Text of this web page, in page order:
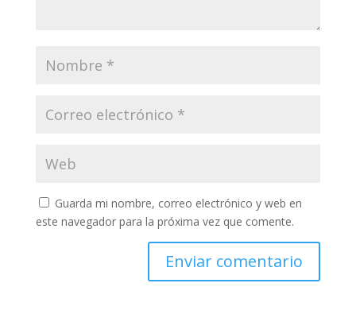
Guarda mi nombre, correo electrónico y web en
este navegador para la próxima vez que comente.